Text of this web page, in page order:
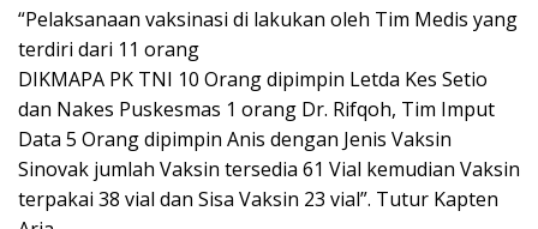
“Pelaksanaan vaksinasi di lakukan oleh Tim Medis yang
terdiri dari 11 orang
DIKMAPA PK TNI 10 Orang dipimpin Letda Kes Setio
dan Nakes Puskesmas 1 orang Dr. Rifqoh, Tim Imput
Data 5 Orang dipimpin Anis dengan Jenis Vaksin
Sinovak jumlah Vaksin tersedia 61 Vial kemudian Vaksin
terpakai 38 vial dan Sisa Vaksin 23 vial”. Tutur Kapten